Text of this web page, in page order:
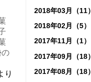
の
り
2018年03月（11）
2018年02月（5）
2017年11月（1）
2017年09月（18）
2017年08月（18）